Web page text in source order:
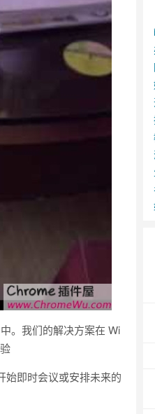
。我们的解决方案在 Wi
始即时会议或安排未来的